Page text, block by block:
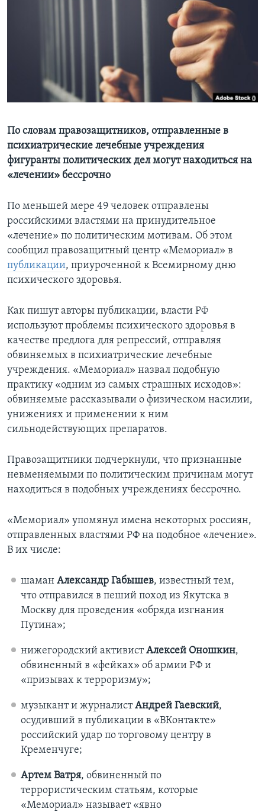
По словам правозащитников, отправленные в
психиатрические лечебные учреждения
фигуранты политических дел могут находиться на
«лечении» бессрочно
По меньшей мере 49 человек отправлены
российскими властями на принудительное
«лечение» по политическим мотивам. Об этом
сообщил правозащитный центр «Мемориал» в
публикации, приуроченной к Всемирному дню
психического здоровья.
Как пишут авторы публикации, власти РФ
используют проблемы психического здоровья в
качестве предлога для репрессий, отправляя
обвиняемых в психиатрические лечебные
учреждения. «Мемориал» назвал подобную
практику «одним из самых страшных исходов»:
обвиняемые рассказывали о физическом насилии,
унижениях и применении к ним
сильнодействующих препаратов.
Правозащитники подчеркнули, что признанные
невменяемыми по политическим причинам могут
находиться в подобных учреждениях бессрочно.
«Мемориал» упомянул имена некоторых россиян,
отправленных властями РФ на подобное «лечение».
В их числе:
шаман Александр Габышев, известный тем,
что отправился в пеший поход из Якутска в
Москву для проведения «обряда изгнания
Путина»;
нижегородский активистАлексей Оношкин,
обвиненный в «фейках» об армии РФ и
«призывах к терроризму»;
музыкант и журналистАндрей Гаевский,
осудивший в публикации в «ВКонтакте»
российский удар по торговому центру в
Кременчуге;
Артем Ватря, обвиненный по
террористическим статьям, которые
«Мемориал» называет «явно